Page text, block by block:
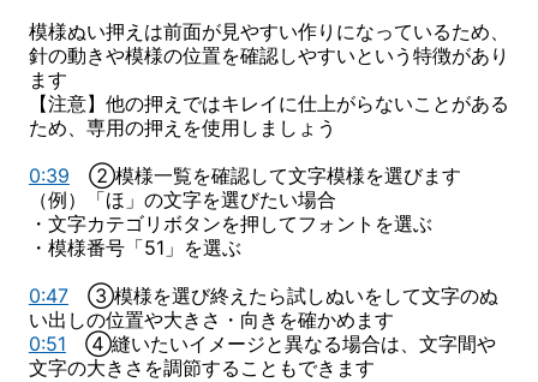
模様ぬい押えは前面が見やすい作りになっているため、
針の動きや模様の位置を確認しやすいという特徴があり
ます
【注意】他の押えではキレイに仕上がらないことがある
ため、専用の押えを使用しましょう
0:39 ②模様一覧を確認して文字模様を選びます
（例）「ほ」の文字を選びたい場合
・文字カテゴリボタンを押してフォントを選ぶ
・模様番号「51」を選ぶ
0:47③模様を選び終えたら試しぬいをして文字のぬ
い出しの位置や大きさ・向きを確かめます
0:51 ④縫いたいイメージと異なる場合は、文字間や
文字の大きさを調節することもできます